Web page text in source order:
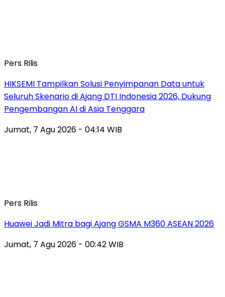
Pers Rilis
HIKSEMI Tampilkan Solusi Penyimpanan Data untuk
Seluruh Skenario di Ajang DTI Indonesia 2026, Dukung
Pengembangan AI di Asia Tenggara
Jumat, 7 Agu 2026 - 04:14 WIB
Pers Rilis
Huawei Jadi Mitra bagi Ajang GSMA M360 ASEAN 2026
Jumat, 7 Agu 2026 - 00:42 WIB